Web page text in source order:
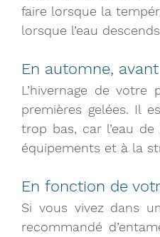
faire lorsque la
lorsque l’eau
En automne,
L’hivernage de
premières gelées. Il
trop bas, car l’eau
équipements et à la
En fonction de
Si vous vivez dans
recommandé d’